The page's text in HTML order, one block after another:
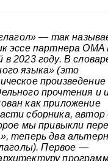
— так
эссе партнера
2023 году. В
языка» (это
произведение
прочтения и
как приложение
сборника, автор
мы привыкли
теперь два
Первое —